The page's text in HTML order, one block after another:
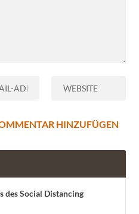
des Social Distancing